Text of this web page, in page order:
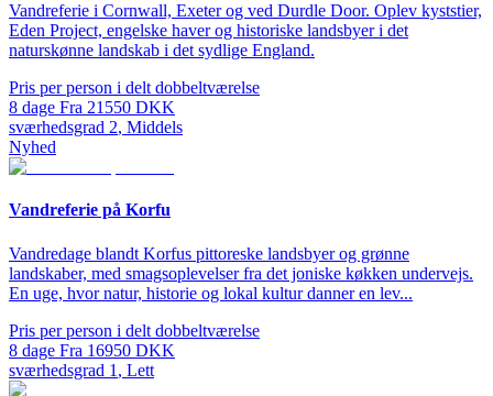
Vandreferie i Cornwall, Exeter og ved Durdle Door. Oplev kyststier,
Eden Project, engelske haver og historiske landsbyer i det
naturskønne landskab i det sydlige England.
Pris per person i delt dobbeltværelse
8 dage Fra 21550 DKK
sværhedsgrad 2, Middels
Nyhed
Vandreferie på Korfu
Vandredage blandt Korfus pittoreske landsbyer og grønne
landskaber, med smagsoplevelser fra det joniske køkken undervejs.
En uge, hvor natur, historie og lokal kultur danner en lev...
Pris per person i delt dobbeltværelse
8 dage Fra 16950 DKK
sværhedsgrad 1 , Lett